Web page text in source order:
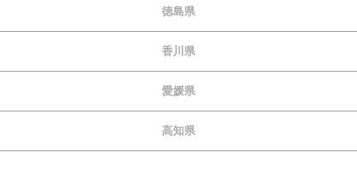
徳島県
香川県
愛媛県
高知県